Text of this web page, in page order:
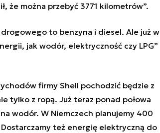
że można przebyć 3771 kilometrów”.
to benzyna i diesel. Ale już w
jak wodór, elektryczność czy LPG”
firmy Shell pochodzić będzie z
tylko z ropą. Już teraz ponad połowa
wodór. W Niemczech planujemy 400
też energię elektryczną do